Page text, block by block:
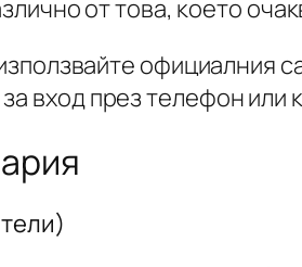
от това, което
официалния
вход през телефон или